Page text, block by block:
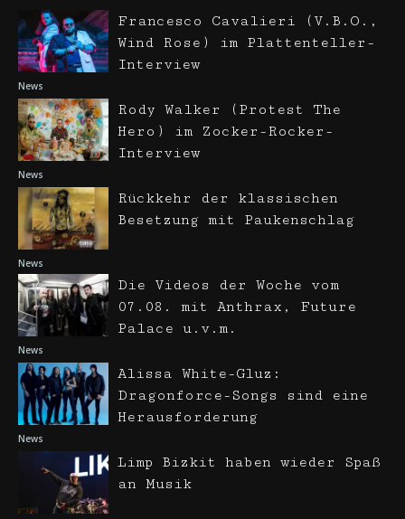
News
Francesco Cavalieri (V.B.O.,
Wind Rose) im Plattenteller-
Interview
News
Rody Walker (Protest The
Hero) im Zocker-Rocker-
Interview
News
Rückkehr der klassischen
Besetzung mit Paukenschlag
News
Die Videos der Woche vom
07.08. mit Anthrax, Future
Palace u.v.m.
News
Alissa White-Gluz:
Dragonforce-Songs sind eine
Herausforderung
Limp Bizkit haben wieder Spaß
an Musik